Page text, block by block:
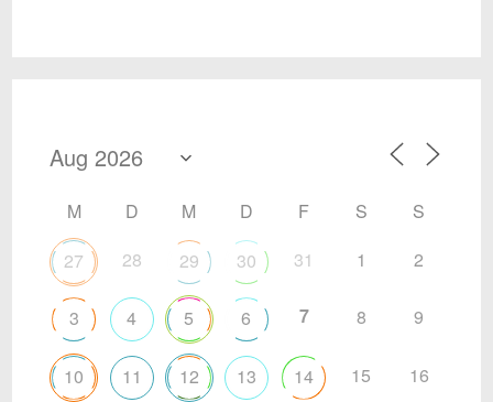
M D M D F S
S
27
28 29 30 31 1 2
3 4 5 6 7 8 9
10 11 12 13 14 15 16